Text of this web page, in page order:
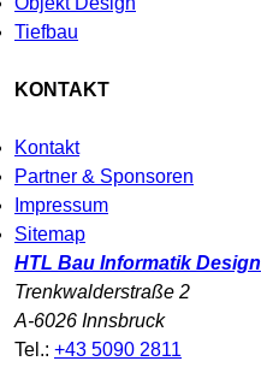
Tiefbau
KONTAKT
Kontakt
Partner & Sponsoren
Impressum
Sitemap
HTL Bau Informatik Design
Trenkwalderstraße 2
A-6026 Innsbruck
Tel.: +43 5090 2811